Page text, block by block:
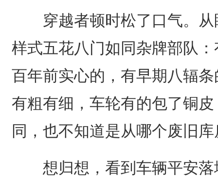
穿越者顿时松了口气。从
样式五花八门如同杂牌部队
百年前实心的，有早期八辐
有粗有细，车轮有的包了铜
同，也不知道是从哪个废旧
想归想，看到车辆平安落